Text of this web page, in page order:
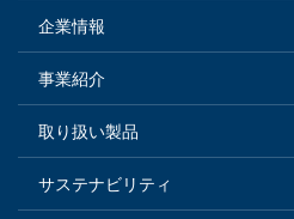
企業情報
企業情報トップ
会社概要
トップメッセージ
事業紹介
事業紹介トップ
化学品セグメント
取り扱い製品
取り扱い製品トップ
サステナビリティ